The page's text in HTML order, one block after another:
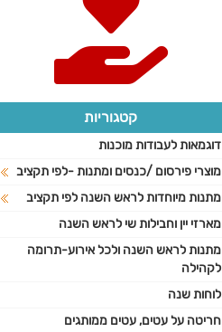
קטגוריות
דוגמאות לעבודות מוכנות
מוצרי פירסום /כנסים ומתנות -לפי תקציב
מתנות מיוחדות לראש השנה לפי תקציב
מארזי יין וחבילות שי לראש השנה
מתנות לראש השנה ולכל אירוע-תרומה
לקהילה
לוחות שנה
חריטה על עטים, עטים ממותגים